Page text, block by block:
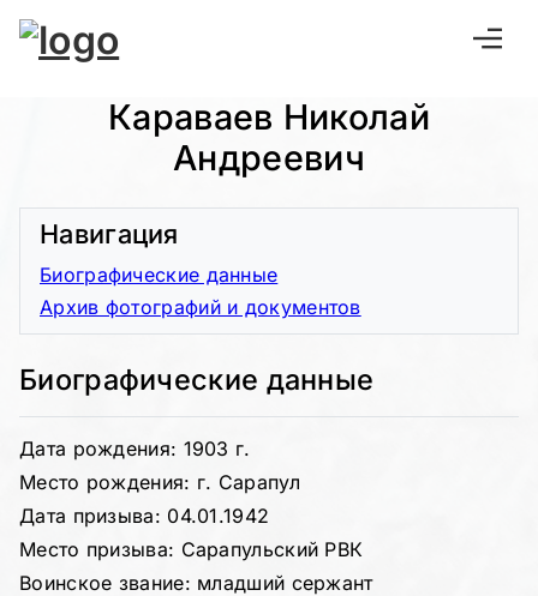
Караваев Николай
Андреевич
Биографические данные
Дата рождения: 1903 г.
Место рождения: г. Сарапул
Дата призыва: 04.01.1942
Место призыва: Сарапульский РВК
Воинское звание: младший сержант
Навигация
Биографические данные
Архив фотографий и документов